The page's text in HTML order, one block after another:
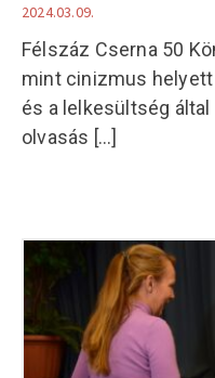
2024.03.09.
Félszáz Cserna 50
mint cinizmus
és a lelkesültség
olvasás [...]